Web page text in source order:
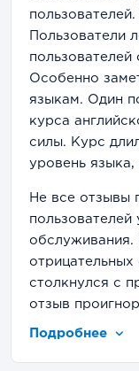
Пользователи
Особенно
языкам. Один
курса
силы. Курс
уровень языка,
Не все отзывы
пользователей
обслуживания.
столкнулся с
отзыв
Это
Подробнее